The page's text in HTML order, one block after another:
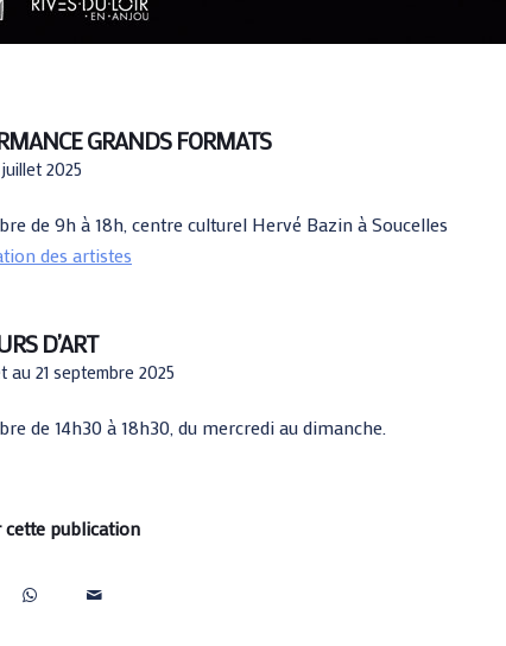
GRANDS FORMATS
2025
de 9h à 18h, centre culturel Hervé Bazin à Soucelles
des artistes
D’ART
au 21 septembre 2025
de 14h30 à 18h30, du mercredi au dimanche.
cette publication